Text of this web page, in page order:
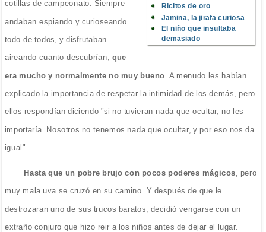
Ricitos de oro
Jamina, la jirafa curiosa
El niño que insultaba
demasiado
cotillas de campeonato. Siempre
andaban espiando y curioseando
todo de todos, y disfrutaban
aireando cuanto descubrían, que
era mucho y normalmente no muy bueno . A menudo les habían
explicado la importancia de respetar la intimidad de los demás, pero
ellos respondían diciendo "si no tuvieran nada que ocultar, no les
importaría. Nosotros no tenemos nada que ocultar, y por eso nos da
igual".
Hasta que un pobre brujo con pocos poderes mágicos , pero
muy mala uva se cruzó en su camino. Y después de que le
destrozaran uno de sus trucos baratos, decidió vengarse con un
extraño conjuro que hizo reir a los niños antes de dejar el lugar.